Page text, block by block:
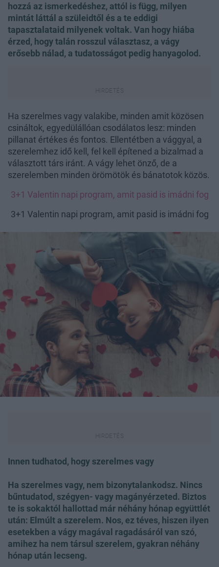
hozzá az ismerkedéshez, attól is függ, milyen
mintát láttál a szüleidtől és a te eddigi
tapasztalataid milyenek voltak. Van hogy hiába
érzed, hogy talán rosszul választasz, a vágy
erősebb nálad, a tudatosságot pedig hanyagolod.
Ha szerelmes vagy valakibe, minden amit közösen
csináltok, egyedülállóan csodálatos lesz: minden
pillanat értékes és fontos. Ellentétben a vággyal, a
szerelemhez idő kell, fel kell építened a bizalmad a
választott társ iránt. A vágy lehet önző, de a
szerelemben minden örömötök és bánatotok közös.
3+1 Valentin napi program, amit pasid is imádni fog
3+1 Valentin napi program, amit pasid is imádni fog
Innen tudhatod, hogy szerelmes vagy
Ha szerelmes vagy, nem bizonytalankodsz. Nincs
bűntudatod, szégyen- vagy magányérzeted. Biztos
te is sokaktól hallottad már néhány hónap együttlét
után: Elmúlt a szerelem. Nos, ez téves, hiszen ilyen
esetekben a vágy magával ragadásáról van szó,
amihez ha nem társul szerelem, gyakran néhány
hónap után lecseng.